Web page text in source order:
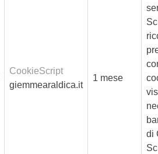
CookieScript
giemmearaldica.it
1 mese
di